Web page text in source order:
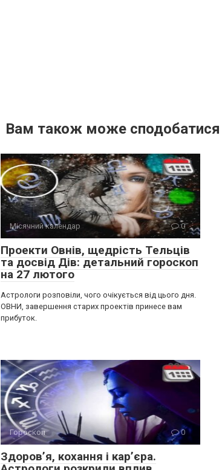
Вам також може сподобатися
Місячний календар 0
Проекти Овнів, щедрість Тельців
та досвід Дів: детальний гороскоп
на 27 лютого
Астрологи розповіли, чого очікується від цього дня.
ОВНИ, завершення старих проектів принесе вам
прибуток.
Гороскоп 0
Здоров’я, кохання і кар’єра.